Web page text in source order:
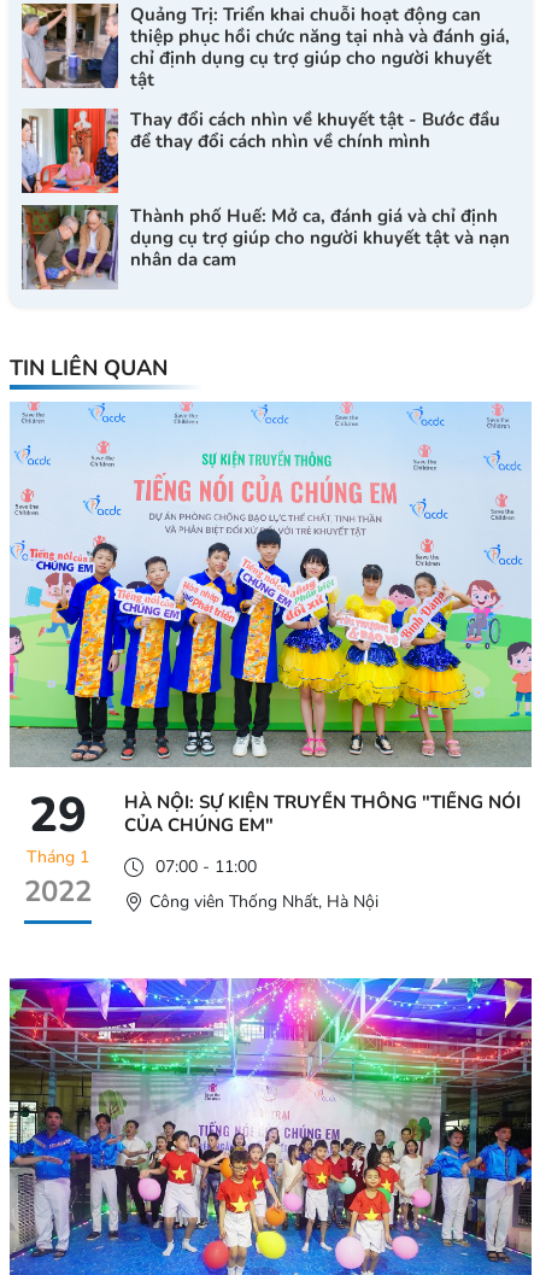
Quảng Trị: Triển khai chuỗi hoạt động can
thiệp phục hồi chức năng tại nhà và đánh giá,
chỉ định dụng cụ trợ giúp cho người khuyết
tật
Thay đổi cách nhìn về khuyết tật - Bước đầu
để thay đổi cách nhìn về chính mình
Thành phố Huế: Mở ca, đánh giá và chỉ định
dụng cụ trợ giúp cho người khuyết tật và nạn
nhân da cam
TIN LIÊN QUAN
29
Tháng 1
2022
HÀ NỘI: SỰ KIỆN TRUYỀN THÔNG "TIẾNG NÓI
CỦA CHÚNG EM"
07:00 - 11:00
Công viên Thống Nhất, Hà Nội